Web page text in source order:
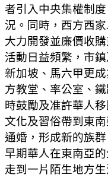
者引入中央集權制
況。同時，西方西
大力開發並廉價收
活動日益頻繁，市
新加坡、馬六甲更
方教堂、率公室、
時鼓勵及准許華人
文化及習俗帶到東
通婚，形成新的族
早期華人在東南亞
走到一片陌生地方